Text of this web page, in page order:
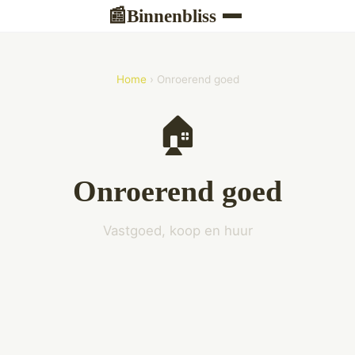
📰Binnenbliss
Home› Onroerend goed
🏠
Onroerend goed
Vastgoed, koop en huur